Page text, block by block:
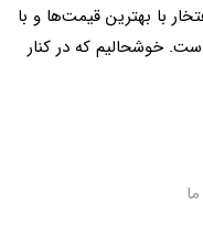
با بهترین قیمت‌ها و با
خوشحالیم که در کنار